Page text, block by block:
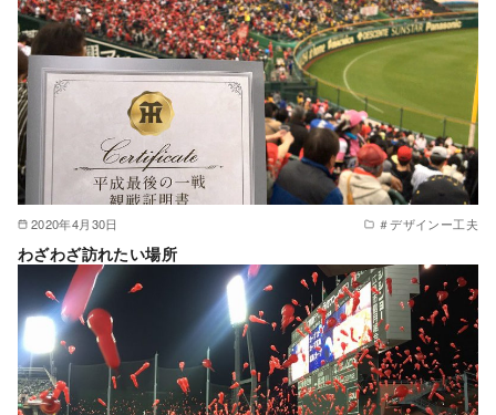
2020年4月30日 ＃デザインー工夫
わざわざ訪れたい場所